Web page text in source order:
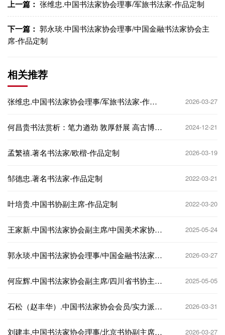
上一篇： 张维忠.中国书法家协会理事/军旅书法家-作品定制
下一篇： 郭永琰.中国书法家协会理事/中国金融书法家协会主
席-作品定制
相关推荐
张维忠.中国书法家协会理事/军旅书法家-作品
2026-03-27
何昌贵书法赏析：笔力遒劲 敦厚舒展 高古博
2024-12-21
孟繁禧.著名书法家/欧楷-作品定制 2026-03-19
邹德忠.著名书法家-作品定制 2022-03-21
叶培贵.中国书协副主席-作品定制 2022-03-20
王家新.中国书法家协会副主席/中国美术家协会
2025-05-24
郭永琰.中国书法家协会理事/中国金融书法家协
2026-03-27
何应辉.中国书法家协会副主席/四川省书协主
2025-05-05
石松（赵丰华）.中国书法家协会会员/实力派书
2026-03-31
‌刘建丰‌.中国书法家协会理事/北京书协副主席- 2026-03-27